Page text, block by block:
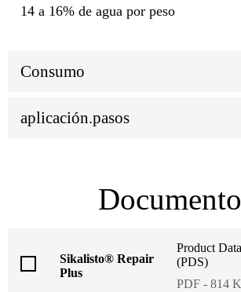
14 a 16% de agua por peso
Consumo
aplicación.pasos
Sikalisto® Repair
Plus
Product
(PDS)
PDF - 814